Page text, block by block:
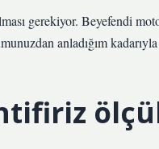
gerekiyor. Beyefendi
anladığım